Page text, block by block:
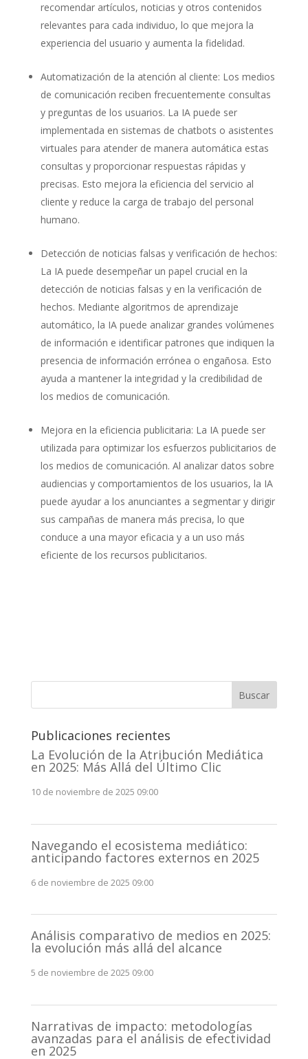
recomendar artículos, noticias y otros contenidos
relevantes para cada individuo, lo que mejora la
experiencia del usuario y aumenta la fidelidad.
Automatización de la atención al cliente: Los medios
de comunicación reciben frecuentemente consultas
y preguntas de los usuarios. La IA puede ser
implementada en sistemas de chatbots o asistentes
virtuales para atender de manera automática estas
consultas y proporcionar respuestas rápidas y
precisas. Esto mejora la eficiencia del servicio al
cliente y reduce la carga de trabajo del personal
humano.
Detección de noticias falsas y verificación de hechos:
La IA puede desempeñar un papel crucial en la
detección de noticias falsas y en la verificación de
hechos. Mediante algoritmos de aprendizaje
automático, la IA puede analizar grandes volúmenes
de información e identificar patrones que indiquen la
presencia de información errónea o engañosa. Esto
ayuda a mantener la integridad y la credibilidad de
los medios de comunicación.
Mejora en la eficiencia publicitaria: La IA puede ser
utilizada para optimizar los esfuerzos publicitarios de
los medios de comunicación. Al analizar datos sobre
audiencias y comportamientos de los usuarios, la IA
puede ayudar a los anunciantes a segmentar y dirigir
sus campañas de manera más precisa, lo que
conduce a una mayor eficacia y a un uso más
eficiente de los recursos publicitarios.
Buscar
Publicaciones recientes
La Evolución de la Atribución Mediática
en 2025: Más Allá del Último Clic
10 de noviembre de 2025 09:00
Navegando el ecosistema mediático:
anticipando factores externos en 2025
6 de noviembre de 2025 09:00
Análisis comparativo de medios en 2025:
la evolución más allá del alcance
5 de noviembre de 2025 09:00
Narrativas de impacto: metodologías
avanzadas para el análisis de efectividad
en 2025